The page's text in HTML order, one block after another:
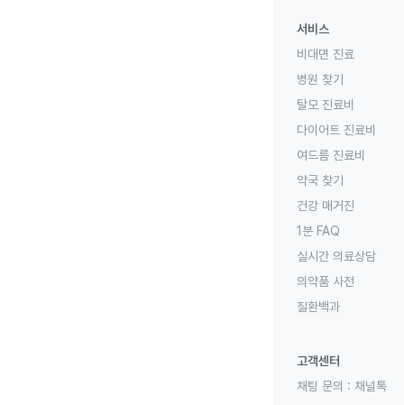
서비스
비대면 진료
병원 찾기
탈모 진료비
다이어트 진료비
여드름 진료비
약국 찾기
건강 매거진
1분 FAQ
실시간 의료상담
의약품 사전
질환백과
고객센터
채팅 문의 : 채널톡